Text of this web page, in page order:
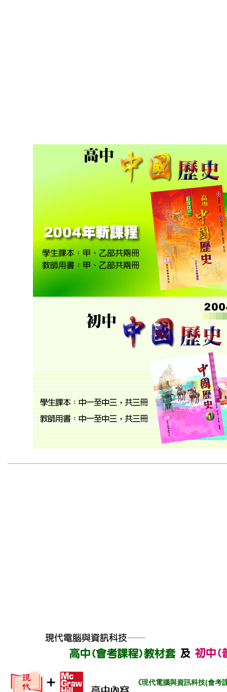
《現代電腦與資訊科技(會考